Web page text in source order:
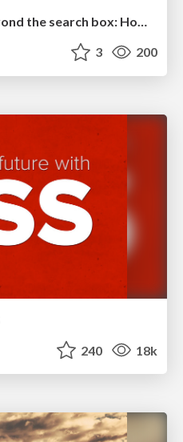
Beyond borders and beyond the search box: How to win the global "messy middle" with AI-driven SEO
3 200
240 18k